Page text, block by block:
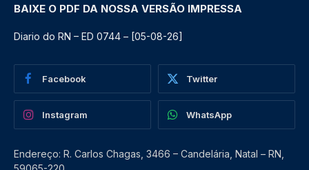
BAIXE O PDF DA NOSSA VERSÃO IMPRESSA
Diario do RN – ED 0744 – [05-08-26]
Facebook Twitter
Instagram WhatsApp
Endereço: R. Carlos Chagas, 3466 – Candelária, Natal – RN,